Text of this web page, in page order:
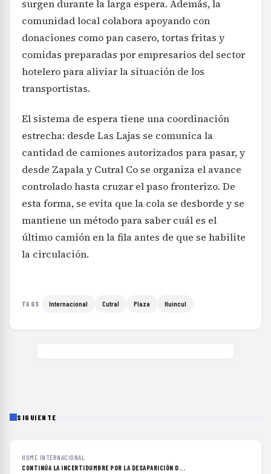
surgen durante la larga espera. Además, la
comunidad local colabora apoyando con
donaciones como pan casero, tortas fritas y
comidas preparadas por empresarios del sector
hotelero para aliviar la situación de los
transportistas.
El sistema de espera tiene una coordinación
estrecha: desde Las Lajas se comunica la
cantidad de camiones autorizados para pasar, y
desde Zapala y Cutral Co se organiza el avance
controlado hasta cruzar el paso fronterizo. De
esta forma, se evita que la cola se desborde y se
mantiene un método para saber cuál es el
último camión en la fila antes de que se habilite
la circulación.
TAGS Internacional Cutral Plaza Huincul
SIGUIENTE
HOME›INTERNACIONAL ›
CONTINÚA LA INCERTIDUMBRE POR LA DESAPARICIÓN D...